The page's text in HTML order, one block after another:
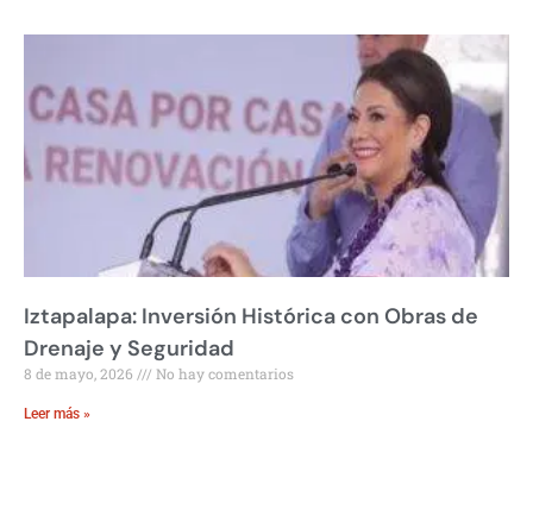
Iztapalapa: Inversión Histórica con Obras de
Drenaje y Seguridad
8 de mayo, 2026 No hay comentarios
Leer más »